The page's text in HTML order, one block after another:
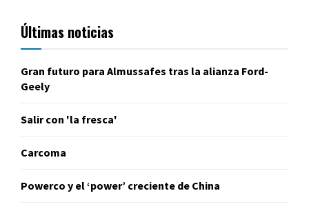
Últimas noticias
Gran futuro para Almussafes tras la alianza Ford-
Geely
Salir con 'la fresca'
Carcoma
Powerco y el ‘power’ creciente de China